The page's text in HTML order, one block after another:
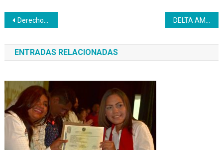
Navegación
de
entradas
Derechos Políticos de las Mujeres Voto en Venezuela
ENTRADAS RELACIONADAS